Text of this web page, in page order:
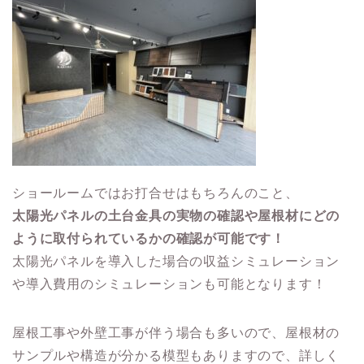
ショールームではお打合せはもちろんのこと、
太陽光パネルの土台金具の実物の確認や屋根材にどの
ように取付られているかの確認が可能です！
太陽光パネルを導入した場合の収益シミュレーション
や導入費用のシミュレーションも可能となります！
屋根工事や外壁工事が伴う場合も多いので、屋根材の
サンプルや構造が分かる模型もありますので、詳しく